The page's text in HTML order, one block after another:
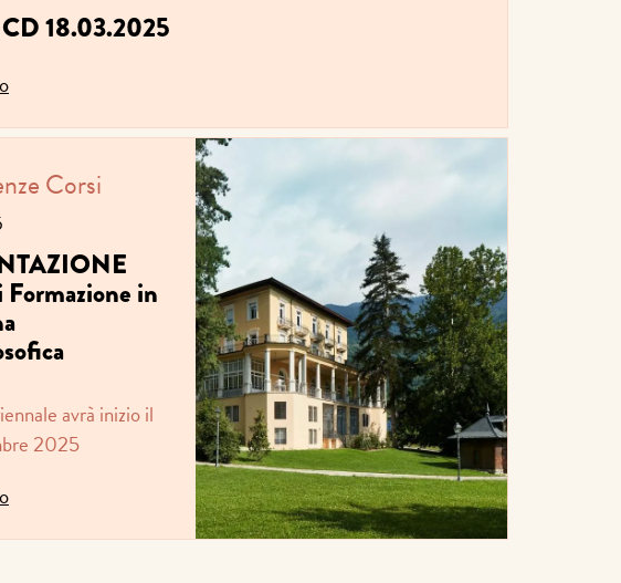
18.03.2025
Corsi
Formazione in
avrà inizio il
2025